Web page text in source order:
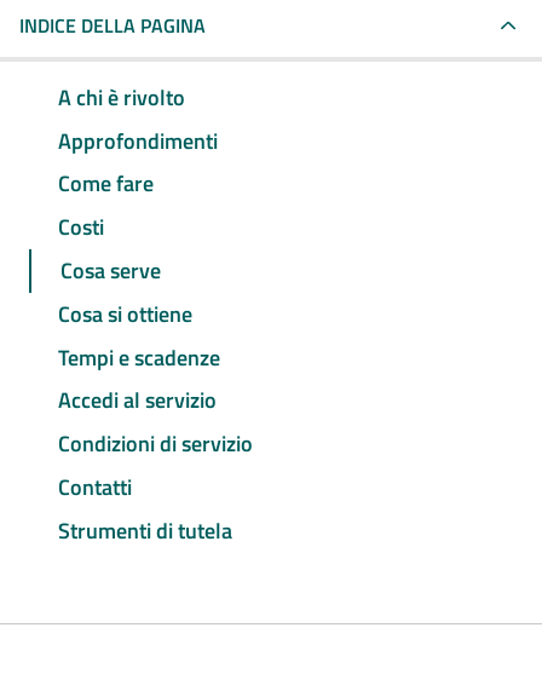
INDICE DELLA PAGINA
A chi è rivolto
Approfondimenti
Come fare
Costi
Cosa serve
Cosa si ottiene
Tempi e scadenze
Accedi al servizio
Condizioni di servizio
Contatti
Strumenti di tutela